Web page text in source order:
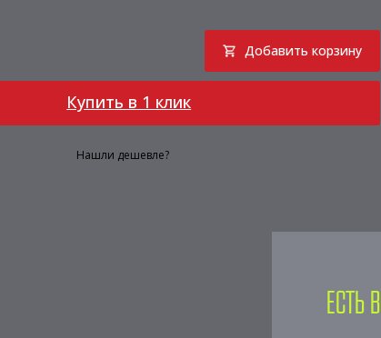
Добавить корзину
Купить в 1 клик
Нашли дешевле?
Есть